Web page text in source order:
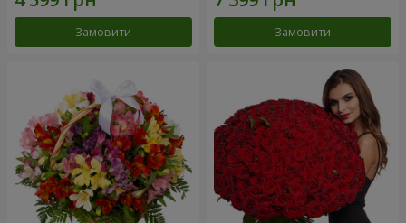
Замовити Замовити